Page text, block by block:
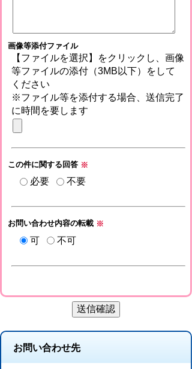
画像等添付ファイル
【ファイルを選択】をクリックし、画像
等ファイルの添付（3MB以下）をして
ください
※ファイル等を添付する場合、送信完了
に時間を要します
この件に関する回答 ※
必要 不要
お問い合わせ内容の転載 ※
可 不可
お問い合わせ先